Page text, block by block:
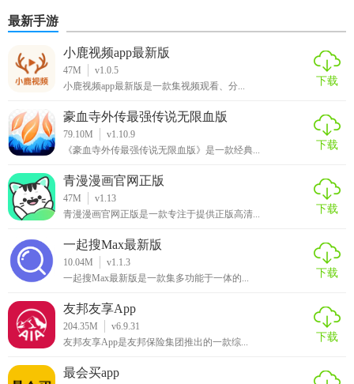
最新手游
小鹿视频app最新版
47M
v1.0.5
小鹿视频app最新版是一款集视频观看、分...
下载
豪血寺外传最强传说无限血版
79.10M
v1.10.9
《豪血寺外传最强传说无限血版》是一款经典...
下载
青漫漫画官网正版
47M
v1.13
青漫漫画官网正版是一款专注于提供正版高清...
下载
一起搜Max最新版
10.04M
v1.1.3
一起搜Max最新版是一款集多功能于一体的...
下载
友邦友享App
204.35M
v6.9.31
友邦友享App是友邦保险集团推出的一款综...
下载
最会买app